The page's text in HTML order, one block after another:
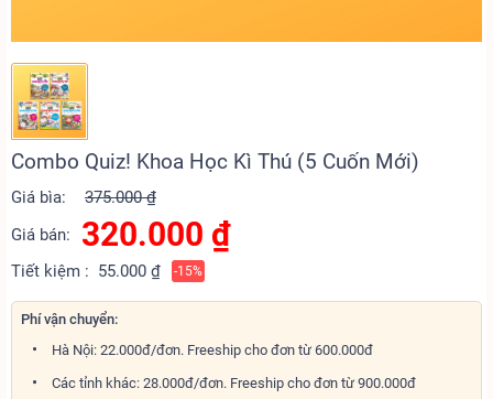
Combo Quiz! Khoa Học Kì Thú (5 Cuốn Mới)
Giá bìa:
375.000 ₫
Giá bán:
320.000 ₫
Tiết kiệm : 55.000 ₫ -15%
Phí vận chuyển:
Hà Nội: 22.000đ/đơn. Freeship cho đơn từ 600.000đ
Các tỉnh khác: 28.000đ/đơn. Freeship cho đơn từ 900.000đ